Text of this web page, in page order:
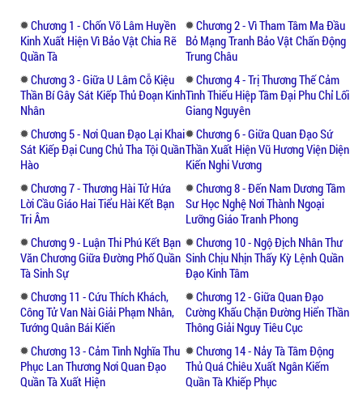
Chương 1 - Chốn Võ Lâm Huyền
Kinh Xuất Hiện Vì Bảo Vật Chia Rẽ
Quần Tà
Chương 2 - Vì Tham Tâm Ma Đầu
Bỏ Mạng Tranh Bảo Vật Chấn Động
Trung Châu
Chương 3 - Giữa U Lâm Cỗ Kiệu
Thần Bí Gây Sát Kiếp Thủ Đoạn Kinh
Nhân
Chương 4 - Trị Thương Thế Cảm
Tình Thiếu Hiệp Tầm Đại Phu Chỉ Lối
Giang Nguyên
Chương 5 - Nơi Quan Đạo Lại Khai
Sát Kiếp Đại Cung Chủ Tha Tội Quần
Hào
Chương 6 - Giữa Quan Đạo Sứ
Thần Xuất Hiện Vũ Hương Viện Diện
Kiến Nghi Vương
Chương 7 - Thương Hài Tử Hứa
Lời Cầu Giáo Hai Tiểu Hài Kết Bạn
Tri Âm
Chương 8 - Đến Nam Dương Tầm
Sư Học Nghệ Nơi Thành Ngoại
Lưỡng Giáo Tranh Phong
Chương 9 - Luận Thi Phú Kết Bạn
Văn Chương Giữa Đường Phố Quần
Tà Sinh Sự
Chương 10 - Ngộ Địch Nhân Thư
Sinh Chịu Nhịn Thấy Kỳ Lệnh Quần
Đạo Kinh Tâm
Chương 11 - Cứu Thích Khách,
Công Tử Van Nài Giải Phạm Nhân,
Tướng Quân Bái Kiến
Chương 12 - Giữa Quan Đạo
Cường Khấu Chặn Đường Hiển Thần
Thông Giải Nguy Tiêu Cục
Chương 13 - Cảm Tình Nghĩa Thu
Phục Lan Thương Nơi Quan Đạo
Quần Tà Xuất Hiện
Chương 14 - Nảy Tà Tâm Động
Thủ Quá Chiêu Xuất Ngân Kiếm
Quần Tà Khiếp Phục